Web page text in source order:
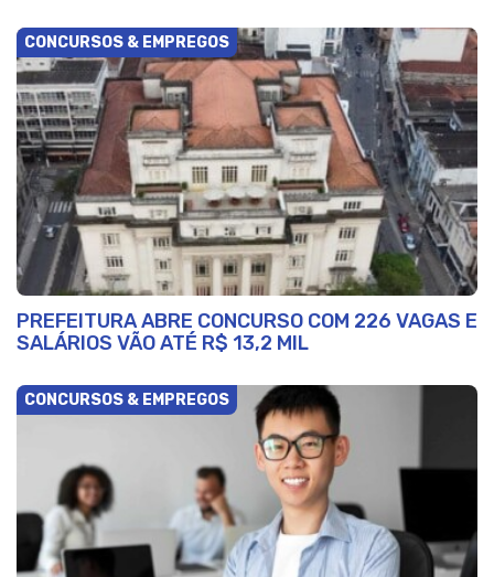
CONCURSOS & EMPREGOS
PREFEITURA ABRE CONCURSO COM 226 VAGAS E
SALÁRIOS VÃO ATÉ R$ 13,2 MIL
CONCURSOS & EMPREGOS